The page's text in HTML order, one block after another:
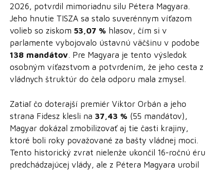
2026, potvrdil mimoriadnu silu Pétera Magyara.
Jeho hnutie TISZA sa stalo suverénnym víťazom
volieb so ziskom 53,07 % hlasov, čím si v
parlamente vybojovalo ústavnú väčšinu v podobe
138 mandátov. Pre Magyara je tento výsledok
osobným víťazstvom a potvrdením, že jeho cesta z
vládnych štruktúr do čela odporu mala zmysel.
Zatiaľ čo doterajší premiér Viktor Orbán a jeho
strana Fidesz klesli na 37,43 % (55 mandátov),
Magyar dokázal zmobilizovať aj tie časti krajiny,
ktoré boli roky považované za bašty vládnej moci.
Tento historický zvrat nielenže ukončil 16-ročnú éru
predchádzajúcej vlády, ale z Pétera Magyara urobil